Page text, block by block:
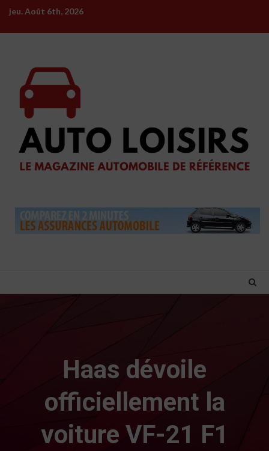
Skip
content
jeu. Août 6th, 2026
Haas dévoile
officiellement la
voiture VF-21 F1